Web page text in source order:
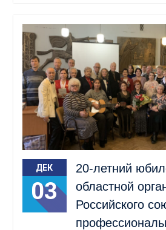
ДЕК
03
20-летний
областной
Российского